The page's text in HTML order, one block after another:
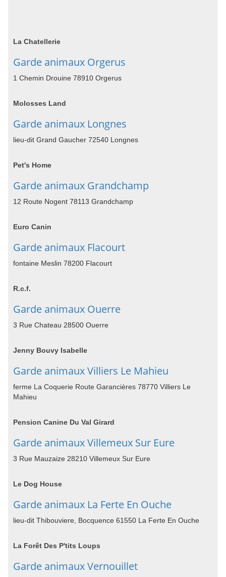
La Chatellerie
Garde animaux Orgerus
1 Chemin Drouine 78910 Orgerus
Molosses Land
Garde animaux Longnes
lieu-dit Grand Gaucher 72540 Longnes
Pet's Home
Garde animaux Grandchamp
12 Route Nogent 78113 Grandchamp
Euro Canin
Garde animaux Flacourt
fontaine Meslin 78200 Flacourt
R.c.f.
Garde animaux Ouerre
3 Rue Chateau 28500 Ouerre
Jenny Bouvy Isabelle
Garde animaux Villiers Le Mahieu
ferme La Coquerie Route Garancières 78770 Villiers Le
Mahieu
Pension Canine Du Val Girard
Garde animaux Villemeux Sur Eure
3 Rue Mauzaize 28210 Villemeux Sur Eure
Le Dog House
Garde animaux La Ferte En Ouche
lieu-dit Thibouviere, Bocquence 61550 La Ferte En Ouche
La Forêt Des P'tits Loups
Garde animaux Vernouillet